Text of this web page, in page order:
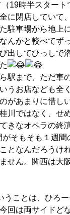
19時半スタート
に閉店していて
駐車場から地上
んかと較べてず
出してひっしで
駅まで、ただ車
うお店なども全
があまりに惜し
川ではなく、せ
きなオペラの終
そもそも１週間
となんだろうけ
せん。関西は大
うことは、ひろ
回は両サイドど